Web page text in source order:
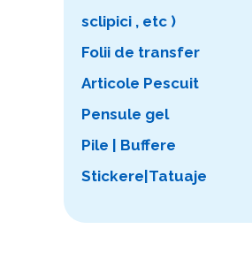
sclipici , etc )
Folii de transfer
Articole Pescuit
Pensule gel
Pile | Buffere
Stickere|Tatuaje